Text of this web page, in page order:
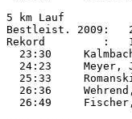
5 km Lauf
Bestleist. 2009:
Rekord         :
23:30
24:23     Meyer,
25:33
26:36
26:49